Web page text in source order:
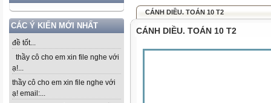
CÁC Ý KIẾN MỚI NHẤT
đề tốt...
thầy cô cho em xin file nghe với
ạ!...
thầy cô cho em xin file nghe với
ạ! email:...
CÁNH DIỀU. TOÁN 10 T2
CÁNH DIỀU. TOÁN 10 T2